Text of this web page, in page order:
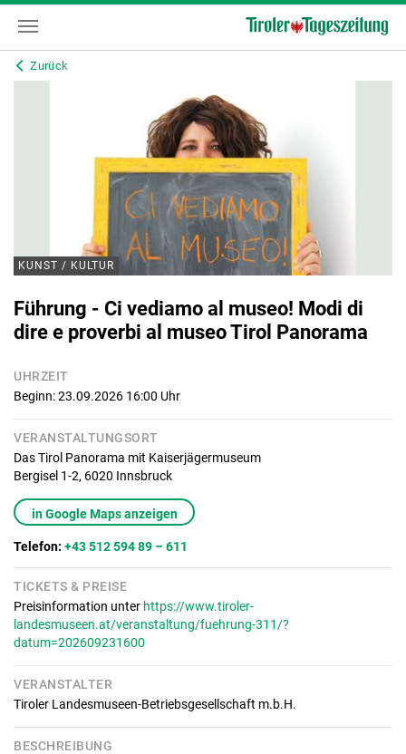
Zurück
KUNST / KULTUR
Führung - Ci vediamo al museo! Modi di
dire e proverbi al museo Tirol Panorama
UHRZEIT
Beginn: 23.09.2026 16:00 Uhr
VERANSTALTUNGSORT
Das Tirol Panorama mit Kaiserjägermuseum
Bergisel 1-2, 6020 Innsbruck
in Google Maps anzeigen
Telefon: +43 512 594 89 – 611
TICKETS & PREISE
Preisinformation unter https://www.tiroler-
landesmuseen.at/veranstaltung/fuehrung-311/?
datum=202609231600
VERANSTALTER
Tiroler Landesmuseen-Betriebsgesellschaft m.b.H.
BESCHREIBUNG